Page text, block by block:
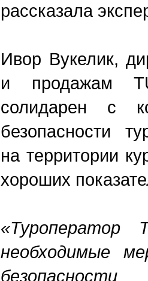
рассказала
Ивор Вукелик,
и продажам
солидарен с
безопасности
на территории
хороших
«Туроператор
необходимые